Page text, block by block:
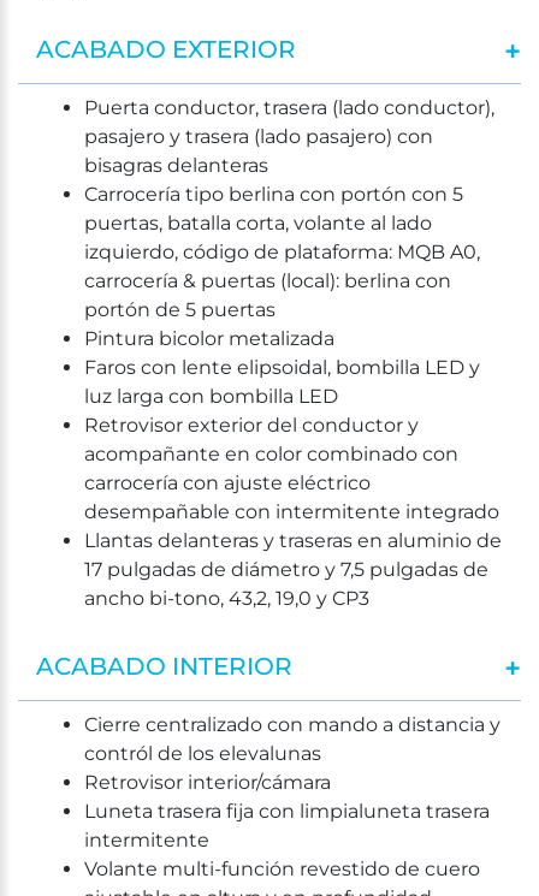
ACABADO EXTERIOR
Puerta conductor, trasera (lado conductor),
pasajero y trasera (lado pasajero) con
bisagras delanteras
Carrocería tipo berlina con portón con 5
puertas, batalla corta, volante al lado
izquierdo, código de plataforma: MQB A0,
carrocería & puertas (local): berlina con
portón de 5 puertas
Pintura bicolor metalizada
Faros con lente elipsoidal, bombilla LED y
luz larga con bombilla LED
Retrovisor exterior del conductor y
acompañante en color combinado con
carrocería con ajuste eléctrico
desempañable con intermitente integrado
Llantas delanteras y traseras en aluminio de
17 pulgadas de diámetro y 7,5 pulgadas de
ancho bi-tono, 43,2, 19,0 y CP3
ACABADO INTERIOR
Cierre centralizado con mando a distancia y
contról de los elevalunas
Retrovisor interior/cámara
Luneta trasera fija con limpialuneta trasera
intermitente
Volante multi-función revestido de cuero